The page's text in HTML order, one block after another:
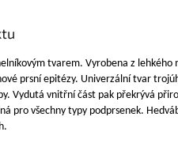
tvarem. Vyrobena z lehkého
prsní epitézy. Univerzální tvar
Vydutá vnitřní část pak překrývá
pro všechny typy podprsenek.